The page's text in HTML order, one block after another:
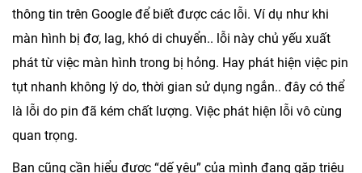
thông tin trên Google để biết được các lỗi. Ví dụ như khi
màn hình bị đơ, lag, khó di chuyển.. lỗi này chủ yếu xuất
phát từ việc màn hình trong bị hỏng. Hay phát hiện việc pin
tụt nhanh không lý do, thời gian sử dụng ngắn.. đây có thể
là lỗi do pin đã kém chất lượng. Việc phát hiện lỗi vô cùng
quan trọng.
Bạn cũng cần hiểu được “dế yêu” của mình đang gặp triệu